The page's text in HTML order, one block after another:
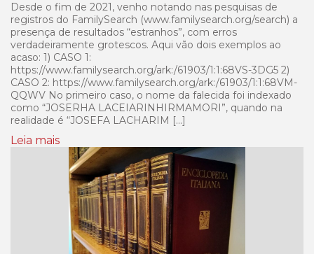
Desde o fim de 2021, venho notando nas pesquisas de
registros do FamilySearch (www.familysearch.org/search) a
presença de resultados “estranhos”, com erros
verdadeiramente grotescos. Aqui vão dois exemplos ao
acaso: 1) CASO 1:
https://www.familysearch.org/ark:/61903/1:1:68VS-3DG5 2)
CASO 2: https://www.familysearch.org/ark:/61903/1:1:68VM-
QQWV No primeiro caso, o nome da falecida foi indexado
como “JOSERHA LACEIARINHIRMAMORI”, quando na
realidade é “JOSEFA LACHARIM […]
Leia mais